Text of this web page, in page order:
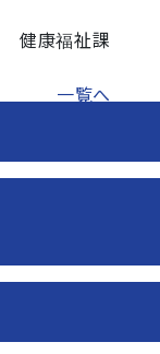
健康福祉課
一覧へ